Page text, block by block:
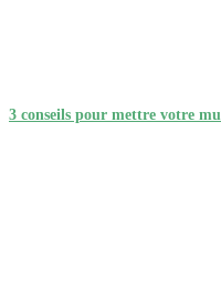
3 conseils pour mettre votre